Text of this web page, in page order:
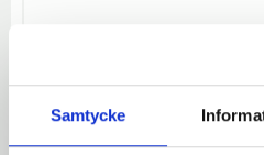
Samtycke
Förbättrar
genom att ge en
bakom dig
Kompatibilitet: